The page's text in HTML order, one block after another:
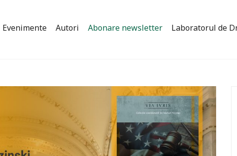
Evenimente Autori Abonare newsletter Laboratorul de